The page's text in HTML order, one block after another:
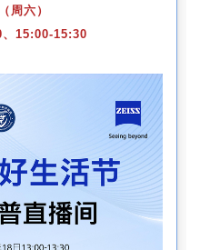
周六）
15:00-15:30